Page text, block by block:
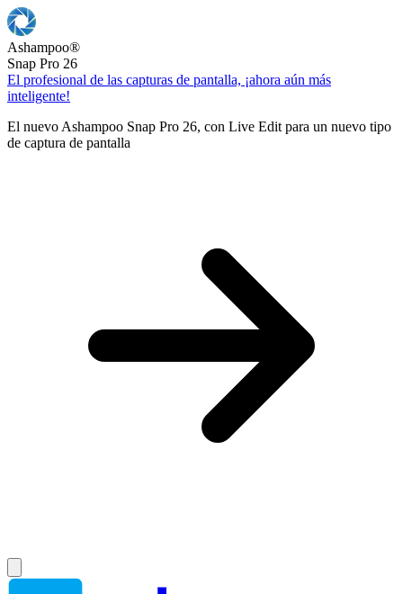
Ashampoo®
Snap Pro 26
El profesional de las capturas de pantalla, ¡ahora aún más
inteligente!
El nuevo Ashampoo Snap Pro 26, con Live Edit para un nuevo tipo
de captura de pantalla